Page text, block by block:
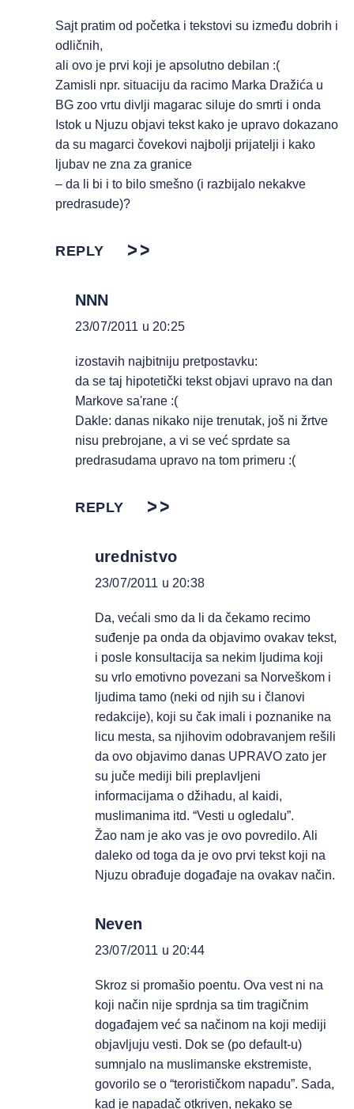
Sajt pratim od početka i tekstovi su između dobrih i
odličnih,
ali ovo je prvi koji je apsolutno debilan :(
Zamisli npr. situaciju da racimo Marka Dražića u
BG zoo vrtu divlji magarac siluje do smrti i onda
Istok u Njuzu objavi tekst kako je upravo dokazano
da su magarci čovekovi najbolji prijatelji i kako
ljubav ne zna za granice
– da li bi i to bilo smešno (i razbijalo nekakve
predrasude)?
REPLY
NNN
23/07/2011 u 20:25
izostavih najbitniju pretpostavku:
da se taj hipotetički tekst objavi upravo na dan
Markove sa'rane :(
Dakle: danas nikako nije trenutak, još ni žrtve
nisu prebrojane, a vi se već sprdate sa
predrasudama upravo na tom primeru :(
REPLY
urednistvo
23/07/2011 u 20:38
Da, većali smo da li da čekamo recimo
suđenje pa onda da objavimo ovakav tekst,
i posle konsultacija sa nekim ljudima koji
su vrlo emotivno povezani sa Norveškom i
ljudima tamo (neki od njih su i članovi
redakcije), koji su čak imali i poznanike na
licu mesta, sa njihovim odobravanjem rešili
da ovo objavimo danas UPRAVO zato jer
su juče mediji bili preplavljeni
informacijama o džihadu, al kaidi,
muslimanima itd. “Vesti u ogledalu”.
Žao nam je ako vas je ovo povredilo. Ali
daleko od toga da je ovo prvi tekst koji na
Njuzu obrađuje događaje na ovakav način.
Neven
23/07/2011 u 20:44
Skroz si promašio poentu. Ova vest ni na
koji način nije sprdnja sa tim tragičnim
događajem već sa načinom na koji mediji
objavljuju vesti. Dok se (po default-u)
sumnjalo na muslimanske ekstremiste,
govorilo se o “terorističkom napadu”. Sada,
kad je napadač otkriven, nekako se